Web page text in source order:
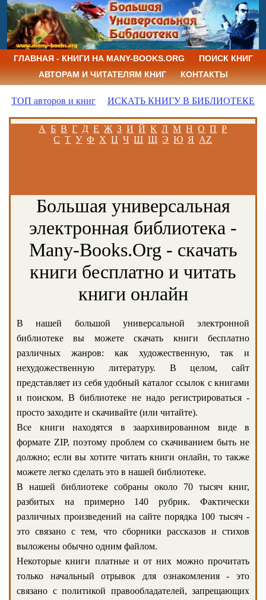
ГЛАВНАЯ - КНИГИ НА MANY-BOOKS.ORG
ПОИСК КНИГ
АВТОРАМ И ЧИТАТЕЛЯМ КНИГ
КОНТАКТЫ
ТОП авторов и книг ИСКАТЬ КНИГУ В БИБЛИОТЕКЕ
А Б В Г Д Е Ж З И Й К Л М Н О П Р
С Т У Ф Х Ц Ч Ш Щ Э Ю Я AZ
Большая универсальная
электронная библиотека -
Many-Books.Org - скачать
книги бесплатно и читать
книги онлайн
В нашей большой универсальной электронной
библиотеке вы можете скачать книги бесплатно
различных жанров: как художественную, так и
нехудожественную литературу. В целом, сайт
представляет из себя удобный каталог ссылок с книгами
и поиском. В библиотеке не надо регистрироваться -
просто заходите и скачивайте (или читайте).
Все книги находятся в заархивированном виде в
формате ZIP, поэтому проблем со скачиванием быть не
должно; если вы хотите читать книги онлайн, то также
можете легко сделать это в нашей библиотеке.
В нашей библиотеке собраны около 70 тысяч книг,
разбитых на примерно 140 рубрик. Фактически
различных произведений на сайте порядка 100 тысяч -
это связано с тем, что сборники рассказов и стихов
выложены обычно одним файлом.
Некоторые книги платные и от них можно прочитать
только начальный отрывок для ознакомления - это
связано с политикой правообладателей, запрещающих